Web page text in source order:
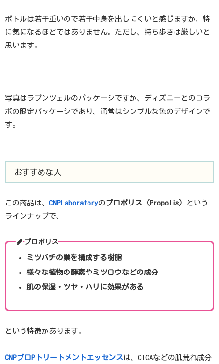
ボトルは若干重いので若干中身を出しにくいと感じますが、特
に気になるほどではありません。ただし、持ち歩きは厳しいと
思います。
写真はラプンツェルのパッケージですが、ディズニーとのコラ
ボの限定パッケージであり、通常はシンプルな色のデザインで
す。
おすすめな人
この商品は、 CNPLaboratoryのプロポリス（Propolis）
という
ラインナップで、
プロポリス
ミツバチの巣を構成する樹脂
様々な植物の酵素やミツロウなどの成分
肌の保湿・ツヤ・ハリに効果がある
という特徴があります。
CNPプロPトリートメントエッセンスは、CICAなどの肌荒れ成分